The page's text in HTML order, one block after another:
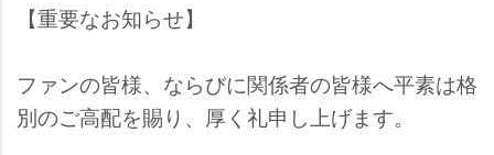
【重要なお知らせ】
ファンの皆様、ならびに関係者の皆様へ平素は格
別のご高配を賜り、厚く礼申し上げます。